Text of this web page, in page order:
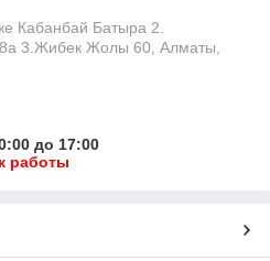
ㅤㅤㅤㅤㅤㅤㅤㅤㅤㅤㅤㅤㅤㅤ2.
3.Жибек Жолы 60, Алматы,
до 17:00
работы